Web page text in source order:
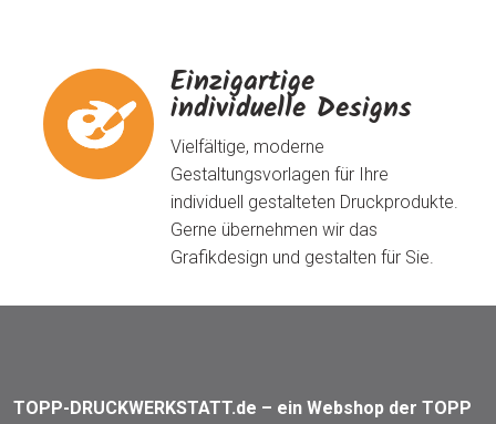
Einzigartige
individuelle Designs
Vielfältige, moderne
Gestaltungsvorlagen für Ihre
individuell gestalteten Druckprodukte.
Gerne übernehmen wir das
Grafikdesign und gestalten für Sie.
TOPP-DRUCKWERKSTATT.de – ein Webshop der TOPP